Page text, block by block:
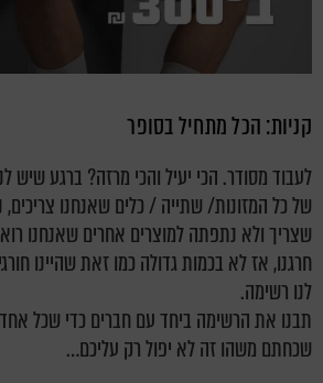
קניות: הכל מתחיל בסופר
לעבוד מסודר. הכי יעיל והכי מרזה? ברגע שיש
של כל המזונות/ שתייה / כלים שאנחנו
שצריך ולא נתפתה למוצרים אחרים שאנחנו
חרגנו, אז לא בכמות גדולה כמו זאת שהיינו
לנו רשימה.
תבנו את הרשימה ביחד עם חברים כדי שכל
שכחתם משהו זה לא יפול רק עליכם…